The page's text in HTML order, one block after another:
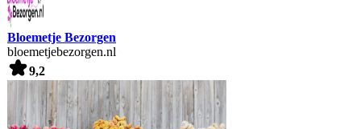
Bloemetje Bezorgen
bloemetjebezorgen.nl
9,2